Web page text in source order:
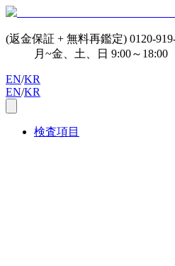
(返金保証 + 無料再鑑定) 0120-
月~金、土、日 9:00～18:00
EN/KR
EN/KR
検査項目